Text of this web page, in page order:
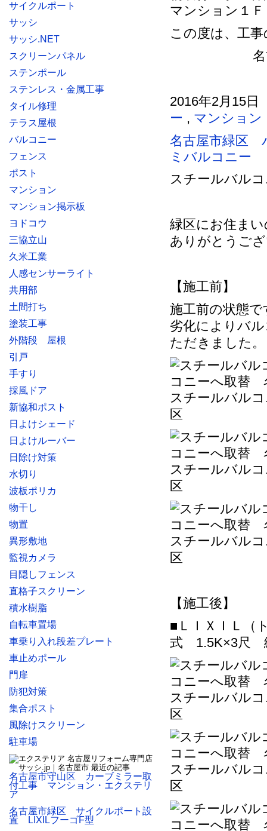
マンション１
この度は、工
2016年2月15
ー , マンション
名古屋市緑区
ミバルコニー
スチールバル
緑区にお住ま
ありがとうご
【施工前】
施工前の状態
劣化によりバ
ただきました。
スチールバル
区
スチールバル
区
スチールバル
区
【施工後】
■ＬＩＸＩＬ
式 1.5K×3尺
スチールバル
区
スチールバル
区
サイクルポート
サッシ
サッシ.NET
スクリーンパネル
ステンポール
ステンレス・金属工事
タイル修理
テラス屋根
バルコニー
フェンス
ポスト
マンション
マンション掲示板
ヨドコウ
三協立山
久米工業
人感センサーライト
共用部
土間打ち
塗装工事
外階段 屋根
引戸
手すり
採風ドア
新協和ポスト
日よけシェード
日よけルーバー
日除け対策
水切り
波板ポリカ
物干し
物置
異形敷地
監視カメラ
目隠しフェンス
直格子スクリーン
積水樹脂
自転車置場
車乗り入れ段差プレート
車止めポール
門扉
防犯対策
集合ポスト
風除けスクリーン
駐車場
名古屋市守山区 カーブミラー取
付工事 マンション・エクステリ
ア
名古屋市緑区 サイクルポート設
置 LIXILフーゴF型